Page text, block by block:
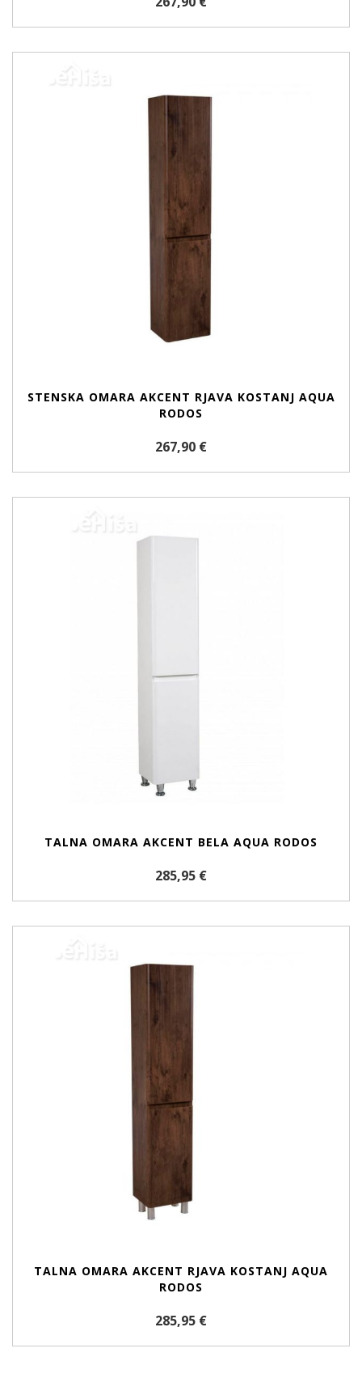
STENSKA OMARA AKCENT RJAVA KOSTANJ AQUA
RODOS
267,90 €
TALNA OMARA AKCENT BELA AQUA RODOS
285,95 €
TALNA OMARA AKCENT RJAVA KOSTANJ AQUA
RODOS
285,95 €